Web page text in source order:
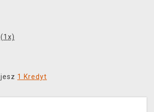
(1 x)
1 Kredyt